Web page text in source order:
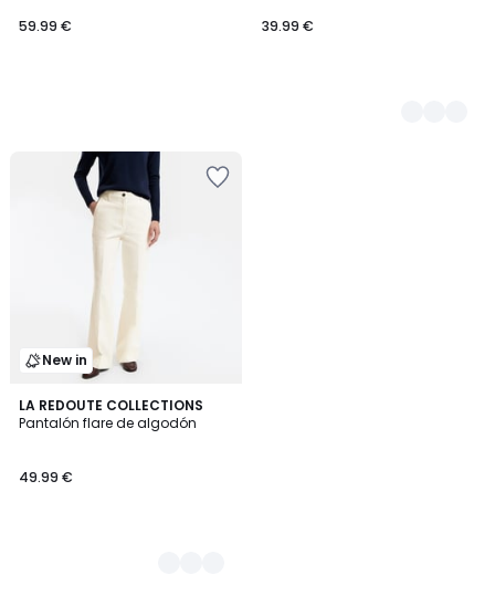
59.99 €
39.99 €
New in
LA REDOUTE COLLECTIONS
Pantalón flare de algodón
49.99 €
2
Colores